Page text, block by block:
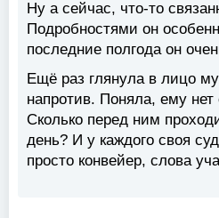
Ну а сейчас, что-то
Подробностями он
последние полгода он
Ещё раз глянула в лицо
напротив. Поняла, ему
Сколько перед ним
день? И у каждого своя
просто конвейер, слова